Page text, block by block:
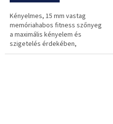
Kényelmes, 15 mm vastag
memóriahabos fitness szőnyeg
a maximális kényelem és
szigetelés érdekében,
csúszásmentes felület a